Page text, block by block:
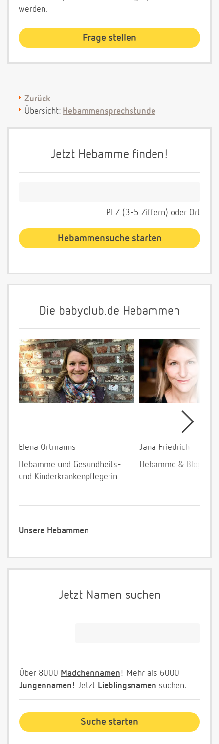
werden.
Zurück
Übersicht: Hebammensprechstunde
Jetzt Hebamme finden!
PLZ (3-5 Ziffern) oder Ort
Die babyclub.de Hebammen
Elena Ortmanns
Hebamme und Gesundheits-
und Kinderkrankenpflegerin
Jana Friedrich
Hebamme &
Unsere Hebammen
Jetzt Namen suchen
Über 8000 Mädchennamen! Mehr als 6000
Jungennamen! Jetzt Lieblingsnamen suchen.